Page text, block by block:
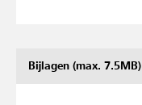
Bijlagen (max. 7.5MB)